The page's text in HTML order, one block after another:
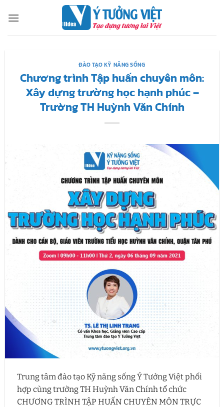
qua
ĐÀO TẠO KỸ NĂNG SỐNG
Chương trình Tập huấn chuyên môn:
Xây dựng trường học hạnh phúc –
Trường TH Huỳnh Văn Chính
Trung tâm đào tạo Kỹ năng sống Ý Tưởng Việt phối
hợp cùng trường TH Huỳnh Văn Chính tổ chức
CHƯƠNG TRÌNH TẬP HUẤN CHUYÊN MÔN TRỰC